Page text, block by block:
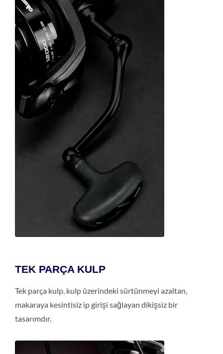
TEK PARÇA KULP
Tek parça kulp, kulp üzerindeki sürtünmeyi azaltan,
makaraya kesintisiz ip girişi sağlayan dikişsiz bir
tasarımdır.